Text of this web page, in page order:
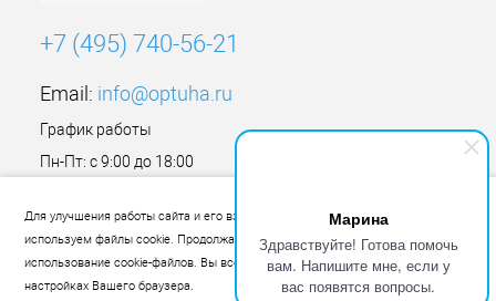
Марина
Здравствуйте! Готова помочь
вам. Напишите мне, если у
вас появятся вопросы.
Для улучшения работы сайта и его взаимодействия с пользователями мы
используем файлы cookie. Продолжая работу с сайтом, Вы разрешаете
использование cookie-файлов. Вы всегда можете отключить файлы cookie в
настройках Вашего браузера.
+7 (495) 740-56-21
Email: info@optuha.ru
График работы
Пн-Пт: с 9:00 до 18:00